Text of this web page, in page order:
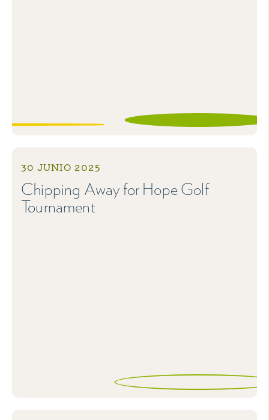
30 JUNIO 2025
Chipping Away for Hope Golf
Tournament